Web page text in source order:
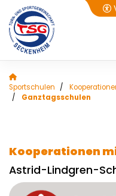
Sportschulen
Ganztagsschulen
Kooperationen
Astrid-Lindgren-
Startseite
Sportschulen
Häufige
News